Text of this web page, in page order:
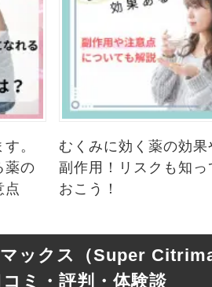
。
薬の
点
むくみに効く薬の効果
副作用！リスクも知っ
おこう！
ックス（Super
ミ・評判・体験談